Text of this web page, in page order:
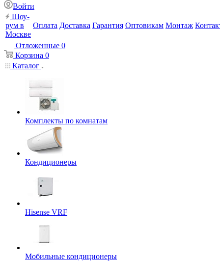
Войти
Шоу-
рум в
Москве
Оплата Доставка Гарантия Оптовикам Монтаж
Отложенные 0
Корзина 0
Каталог
Комплекты по комнатам
Кондиционеры
Hisense VRF
Мобильные кондиционеры